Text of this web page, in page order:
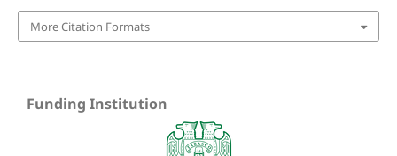
More Citation Formats
Funding Institution